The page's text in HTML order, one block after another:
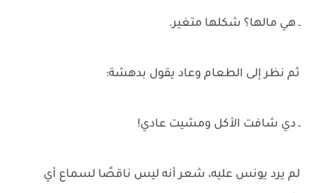
ـ هي مالها؟ شكلها متغير.
ثم نظر إلى الطعام وعاد يقول بدهشة:
ـ دي شافت الأكل ومشيت عادي!
لم يرد يونس عليه، شعر أنه ليس ناقصًا لسماع أي